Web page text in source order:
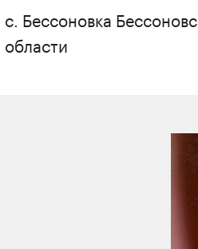
с. Бессоновка
области